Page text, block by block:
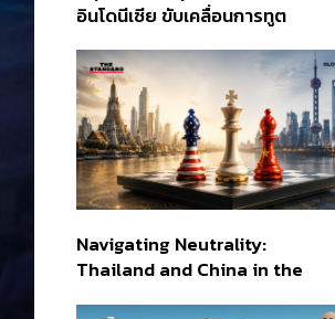
อินโดนีเซีย ขับเคลื่อนการทูต
ส่วนยุทธศาสตร์ไทย –
อินโดนีเซีย
Navigating Neutrality:
Thailand and China in the